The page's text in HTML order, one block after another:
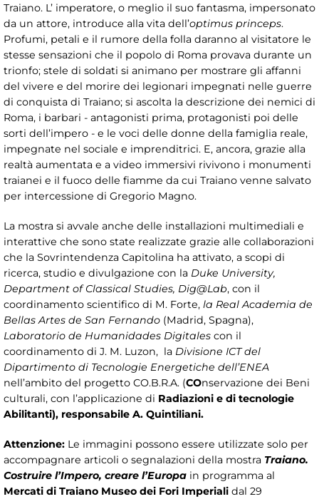
Traiano. L’ imperatore, o meglio il suo fantasma, impersonato
da un attore, introduce alla vita dell’optimus princeps.
Profumi, petali e il rumore della folla daranno al visitatore le
stesse sensazioni che il popolo di Roma provava durante un
trionfo; stele di soldati si animano per mostrare gli affanni
del vivere e del morire dei legionari impegnati nelle guerre
di conquista di Traiano; si ascolta la descrizione dei nemici di
Roma, i barbari - antagonisti prima, protagonisti poi delle
sorti dell’impero - e le voci delle donne della famiglia reale,
impegnate nel sociale e imprenditrici. E, ancora, grazie alla
realtà aumentata e a video immersivi rivivono i monumenti
traianei e il fuoco delle fiamme da cui Traiano venne salvato
per intercessione di Gregorio Magno.
La mostra si avvale anche delle installazioni multimediali e
interattive che sono state realizzate grazie alle collaborazioni
che la Sovrintendenza Capitolina ha attivato, a scopi di
ricerca, studio e divulgazione con la Duke University,
Department of Classical Studies, Dig@Lab, con il
coordinamento scientifico di M. Forte, la Real Academia de
Bellas Artes de San Fernando (Madrid, Spagna),
Laboratorio de Humanidades Digitales con il
coordinamento di J. M. Luzon, la Divisione ICT del
Dipartimento di Tecnologie Energetiche dell’ENEA
nell’ambito del progetto CO.B.R.A. (COnservazione dei Beni
culturali, con l’applicazione di Radiazioni e di tecnologie
Abilitanti), responsabile A. Quintiliani.
Attenzione: Le immagini possono essere utilizzate solo per
accompagnare articoli o segnalazioni della mostra Traiano.
Costruire l’Impero, creare l’Europa in programma al
Mercati di Traiano Museo dei Fori Imperiali dal 29